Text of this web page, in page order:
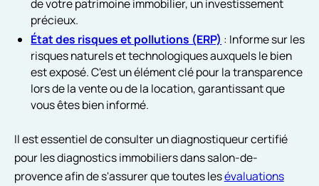
de votre patrimoine immobilier, un investissement
précieux.
État des risques et pollutions (ERP) : Informe sur les
risques naturels et technologiques auxquels le bien
est exposé. C'est un élément clé pour la transparence
lors de la vente ou de la location, garantissant que
vous êtes bien informé.
Il est essentiel de consulter un diagnostiqueur certifié
pour les diagnostics immobiliers dans salon-de-
provence afin de s'assurer que toutes lesévaluations